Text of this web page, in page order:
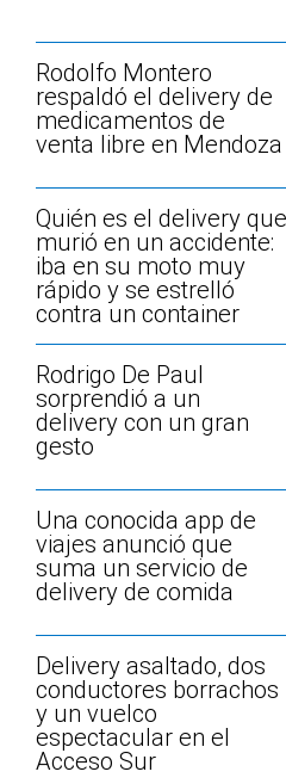
Rodolfo Montero
respaldó el delivery de
medicamentos de
venta libre en Mendoza
Quién es el delivery que
murió en un accidente:
iba en su moto muy
rápido y se estrelló
contra un container
Rodrigo De Paul
sorprendió a un
delivery con un gran
gesto
Una conocida app de
viajes anunció que
suma un servicio de
delivery de comida
Delivery asaltado, dos
conductores borrachos
y un vuelco
espectacular en el
Acceso Sur